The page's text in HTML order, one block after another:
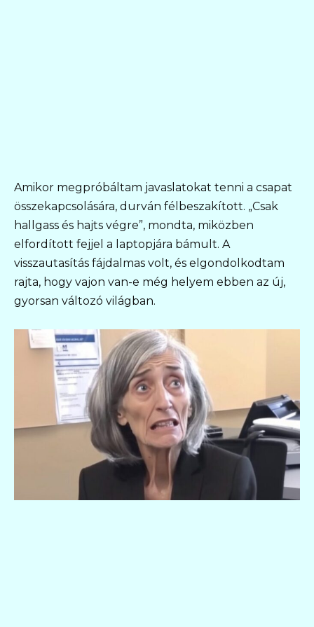
Amikor megpróbáltam javaslatokat tenni a csapat
összekapcsolására, durván félbeszakított. „Csak
hallgass és hajts végre”, mondta, miközben
elfordított fejjel a laptopjára bámult. A
visszautasítás fájdalmas volt, és elgondolkodtam
rajta, hogy vajon van-e még helyem ebben az új,
gyorsan változó világban.